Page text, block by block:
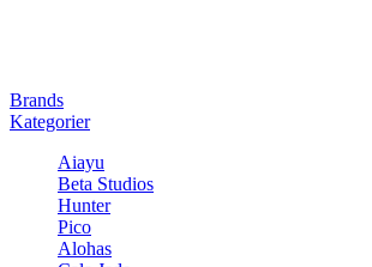
Brands
Kategorier
Aiayu
Beta Studios
Hunter
Pico
Alohas